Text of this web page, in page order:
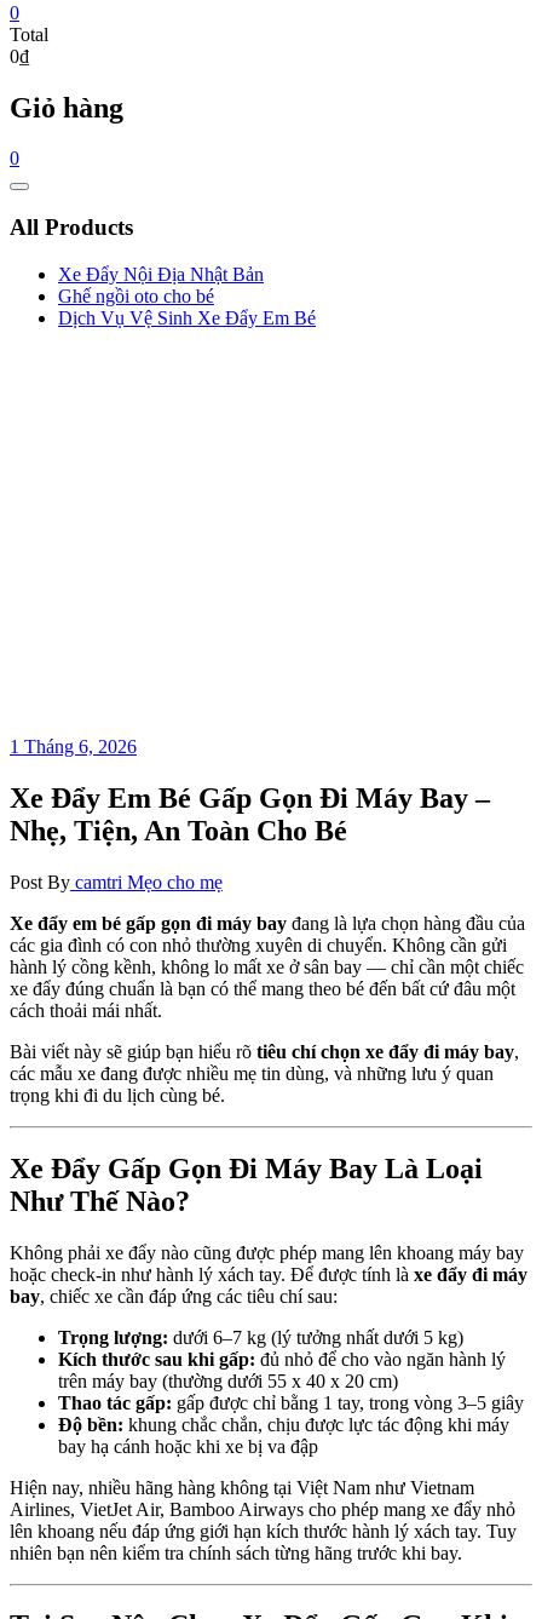
0
Total
0₫
Giỏ hàng
0
Catalog
All Products
Xe Đẩy Nội Địa Nhật Bản
Ghế ngồi oto cho bé
Dịch Vụ Vệ Sinh Xe Đẩy Em Bé
1 Tháng 6, 2026
Xe Đẩy Em Bé Gấp Gọn Đi Máy Bay –
Nhẹ, Tiện, An Toàn Cho Bé
Post By camtri Mẹo cho mẹ
Xe đẩy em bé gấp gọn đi máy bay đang là lựa chọn hàng đầu của
các gia đình có con nhỏ thường xuyên di chuyển. Không cần gửi
hành lý cồng kềnh, không lo mất xe ở sân bay — chỉ cần một chiếc
xe đẩy đúng chuẩn là bạn có thể mang theo bé đến bất cứ đâu một
cách thoải mái nhất.
Bài viết này sẽ giúp bạn hiểu rõ tiêu chí chọn xe đẩy đi máy bay,
các mẫu xe đang được nhiều mẹ tin dùng, và những lưu ý quan
trọng khi đi du lịch cùng bé.
Xe Đẩy Gấp Gọn Đi Máy Bay Là Loại
Như Thế Nào?
Không phải xe đẩy nào cũng được phép mang lên khoang máy bay
hoặc check-in như hành lý xách tay. Để được tính là xe đẩy đi máy
bay, chiếc xe cần đáp ứng các tiêu chí sau:
Trọng lượng: dưới 6–7 kg (lý tưởng nhất dưới 5 kg)
Kích thước sau khi gấp: đủ nhỏ để cho vào ngăn hành lý
trên máy bay (thường dưới 55 x 40 x 20 cm)
Thao tác gấp: gấp được chỉ bằng 1 tay, trong vòng 3–5 giây
Độ bền: khung chắc chắn, chịu được lực tác động khi máy
bay hạ cánh hoặc khi xe bị va đập
Hiện nay, nhiều hãng hàng không tại Việt Nam như Vietnam
Airlines, VietJet Air, Bamboo Airways cho phép mang xe đẩy nhỏ
lên khoang nếu đáp ứng giới hạn kích thước hành lý xách tay. Tuy
nhiên bạn nên kiểm tra chính sách từng hãng trước khi bay.